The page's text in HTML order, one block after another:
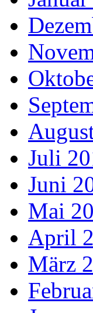
Juli
Juni
Mai
April
März